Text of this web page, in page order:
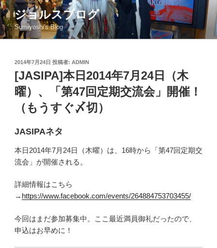
コ
ン
テ
ン
ジョルスブログ
Sumiyoshi's Blog
投
稿
日:
2014年7月24日 投稿者: ADMIN
[JASIPA]本日2014年7月24日（木
曜）、「第47回定期交流会」開催！
（もうすぐ〆切）
JASIPAネタ
本日2014年7月24日（木曜）は、16時から「第47回定期交
流会」が開催される。
詳細情報はこちら
→ https://www.facebook.com/events/264884753703455/
今回はまだ参加募集中。ここ最近満員御礼だったので、
申込はお早めに！